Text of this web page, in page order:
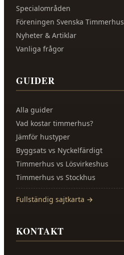
Specialområden
Föreningen Svenska Timmerhus
Nyheter & Artiklar
Vanliga frågor
GUIDER
Alla guider
Vad kostar timmerhus?
Jämför hustyper
Byggsats vs Nyckelfärdigt
Timmerhus vs Lösvirkeshus
Timmerhus vs Stockhus
Fullständig sajtkarta →
KONTAKT